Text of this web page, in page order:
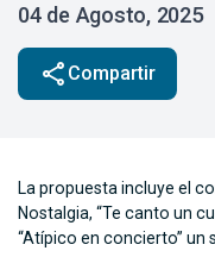
04 de Agosto, 2025
share Compartir
La propuesta incluye el
Nostalgia, “Te canto un
“Atípico en concierto” un